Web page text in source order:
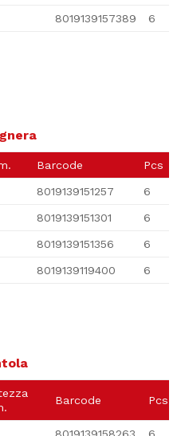
8019139157389 6
Barcode Pcs
8019139151257 6
8019139151301 6
8019139151356 6
8019139119400 6
Barcode Pcs